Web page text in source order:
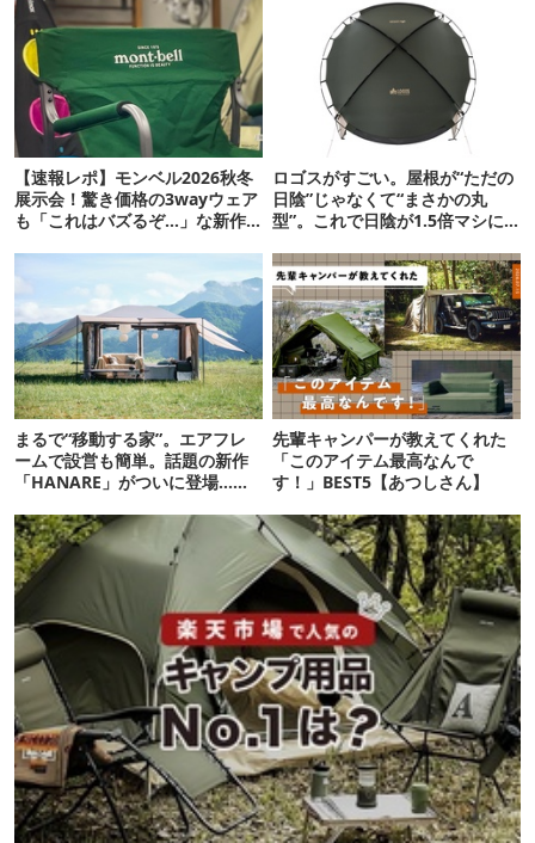
【速報レポ】モンベル2026秋冬
展示会！驚き価格の3wayウェア
も「これはバズるぞ…」な新作
ロゴスがすごい。屋根が“ただの
日陰”じゃなくて“まさかの丸
型”。これで日陰が1.5倍マシに
まるで“移動する家”。エアフレ
ームで設営も簡単。話題の新作
「HANARE」がついに登場…！
先輩キャンパーが教えてくれた
「このアイテム最高なんで
す！」BEST5【あつしさん】